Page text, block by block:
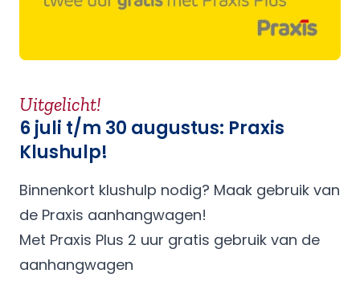
Uitgelicht!
6 juli t/m 30 augustus: Praxis
Klushulp!
Binnenkort klushulp nodig? Maak gebruik van
de Praxis aanhangwagen!
Met Praxis Plus 2 uur gratis gebruik van de
aanhangwagen